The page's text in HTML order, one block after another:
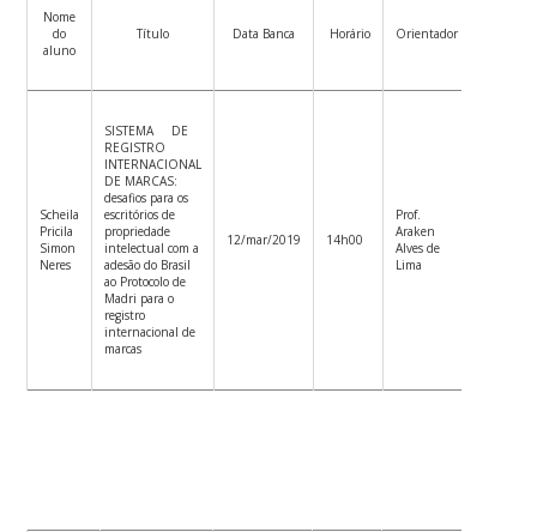
Nome
do
aluno
Título Data Banca Horário Orientador
Scheila
Pricila
Simon
Neres
SISTEMA DE
REGISTRO
INTERNACIONAL
DE MARCAS:
desafios para os
escritórios de
propriedade
intelectual com a
adesão do Brasil
ao Protocolo de
Madri para o
registro
internacional de
marcas
12/mar/2019 14h00
Prof.
Araken
Alves de
Lima